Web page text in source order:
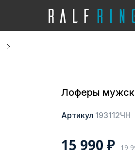
Лоферы
Артикул 193112ЧН
15 990 ₽ 19